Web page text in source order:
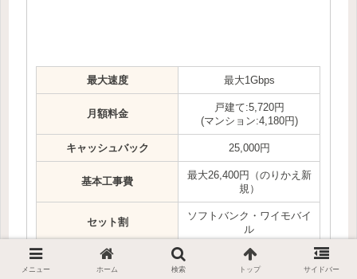
最大速度 最大1Gbps
月額料金
戸建て:5,720円
(マンション:4,180円)
キャッシュバック 25,000円
基本工事費
最大26,400円（のりかえ新
規）
セット割
ソフトバンク・ワイモバイ
ル
他社解約金還元 満額還元
メニュー ホーム 検索 トップ サイドバー